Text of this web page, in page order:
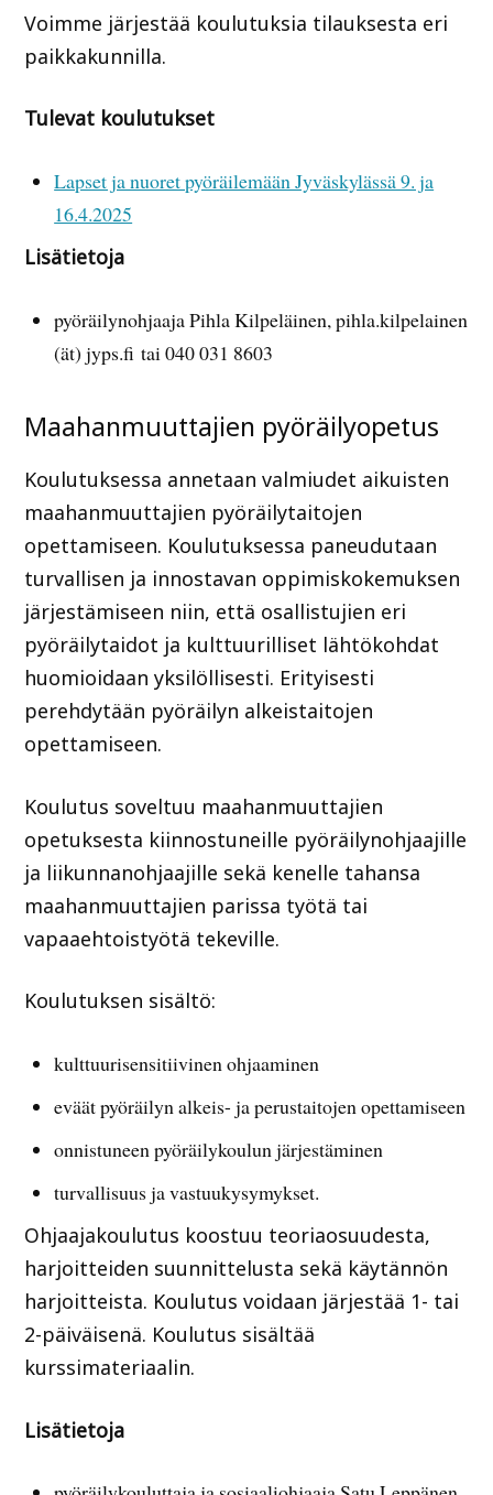
Voimme järjestää koulutuksia tilauksesta eri
paikkakunnilla.
Tulevat koulutukset
Lapset ja nuoret pyöräilemään Jyväskylässä 9. ja
16.4.2025
Lisätietoja
pyöräilynohjaaja Pihla Kilpeläinen, pihla.kilpelainen
(ät) jyps.fi tai 040 031 8603
Maahanmuuttajien pyöräilyopetus
Koulutuksessa annetaan valmiudet aikuisten
maahanmuuttajien pyöräilytaitojen
opettamiseen. Koulutuksessa paneudutaan
turvallisen ja innostavan oppimiskokemuksen
järjestämiseen niin, että osallistujien eri
pyöräilytaidot ja kulttuurilliset lähtökohdat
huomioidaan yksilöllisesti. Erityisesti
perehdytään pyöräilyn alkeistaitojen
opettamiseen.
Koulutus soveltuu maahanmuuttajien
opetuksesta kiinnostuneille pyöräilynohjaajille
ja liikunnanohjaajille sekä kenelle tahansa
maahanmuuttajien parissa työtä tai
vapaaehtoistyötä tekeville.
Koulutuksen sisältö:
kulttuurisensitiivinen ohjaaminen
eväät pyöräilyn alkeis- ja perustaitojen opettamiseen
onnistuneen pyöräilykoulun järjestäminen
turvallisuus ja vastuukysymykset.
Ohjaajakoulutus koostuu teoriaosuudesta,
harjoitteiden suunnittelusta sekä käytännön
harjoitteista. Koulutus voidaan järjestää 1- tai
2-päiväisenä. Koulutus sisältää
kurssimateriaalin.
Lisätietoja